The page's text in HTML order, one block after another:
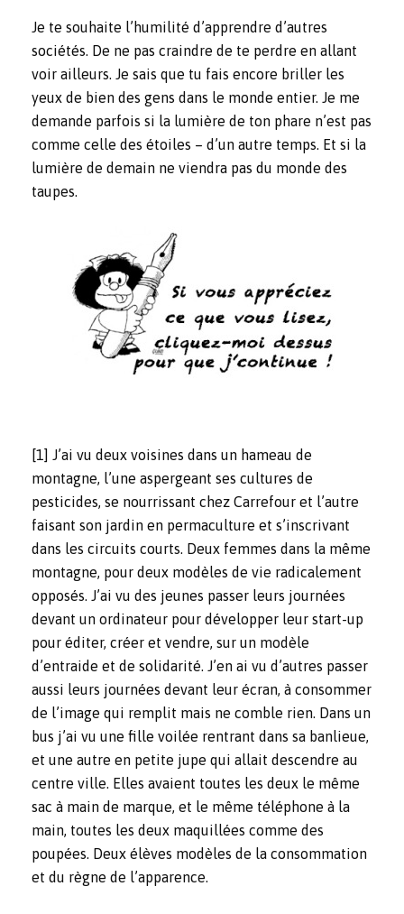
Je te souhaite l’humilité d’apprendre d’autres
sociétés. De ne pas craindre de te perdre en allant
voir ailleurs. Je sais que tu fais encore briller les
yeux de bien des gens dans le monde entier. Je me
demande parfois si la lumière de ton phare n’est pas
comme celle des étoiles – d’un autre temps. Et si la
lumière de demain ne viendra pas du monde des
taupes.
[1] J’ai vu deux voisines dans un hameau de
montagne, l’une aspergeant ses cultures de
pesticides, se nourrissant chez Carrefour et l’autre
faisant son jardin en permaculture et s’inscrivant
dans les circuits courts. Deux femmes dans la même
montagne, pour deux modèles de vie radicalement
opposés. J’ai vu des jeunes passer leurs journées
devant un ordinateur pour développer leur start-up
pour éditer, créer et vendre, sur un modèle
d’entraide et de solidarité. J’en ai vu d’autres passer
aussi leurs journées devant leur écran, à consommer
de l’image qui remplit mais ne comble rien. Dans un
bus j’ai vu une fille voilée rentrant dans sa banlieue,
et une autre en petite jupe qui allait descendre au
centre ville. Elles avaient toutes les deux le même
sac à main de marque, et le même téléphone à la
main, toutes les deux maquillées comme des
poupées. Deux élèves modèles de la consommation
et du règne de l’apparence.